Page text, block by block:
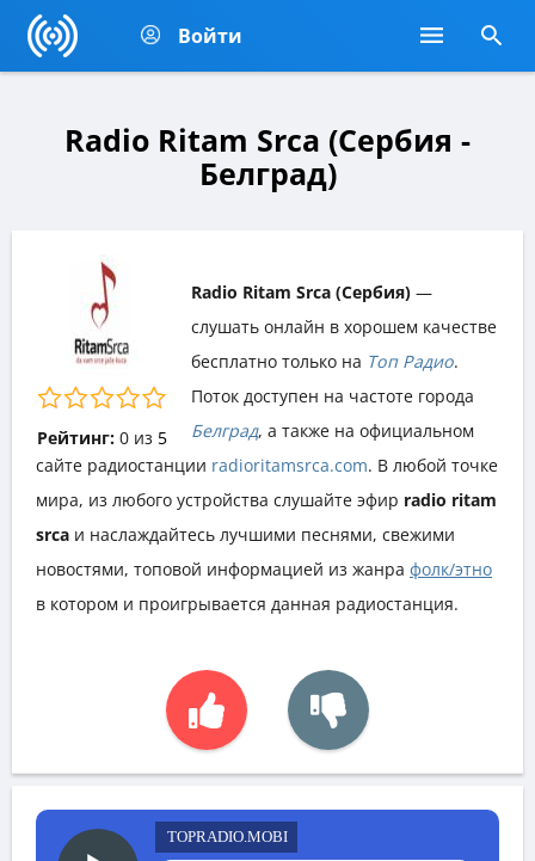
Войти
Radio Ritam Srca (Сербия -
Белград)
Рейтинг: 0из 5
Radio Ritam Srca (Сербия) —
слушать онлайн в хорошем качестве
бесплатно только на Топ Радио.
Поток доступен на частоте города
Белград, а также на официальном
сайте радиостанции radioritamsrca.com. В любой точке
мира, из любого устройства слушайте эфир radio ritam
srca и наслаждайтесь лучшими песнями, свежими
новостями, топовой информацией из жанра фолк/этно
в котором и проигрывается данная радиостанция.
TOPRADIO.MOBI